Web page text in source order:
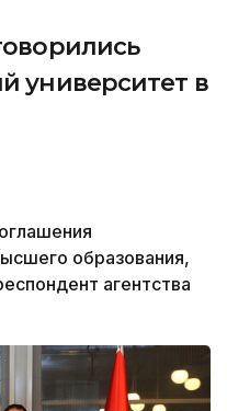
университет в
образования,
агентства